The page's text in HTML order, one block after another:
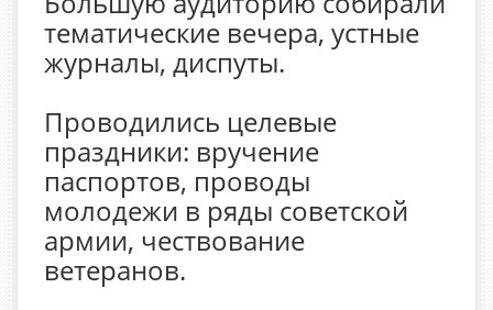
тематические вечера, устные
журналы, диспуты.
Проводились целевые
праздники: вручение
паспортов, проводы
молодежи в ряды советской
армии, чествование
ветеранов.